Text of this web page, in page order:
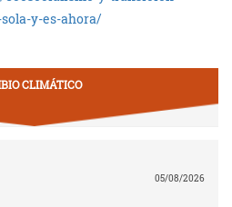
y-es-ahora/
CLIMÁTICO
05/08/2026